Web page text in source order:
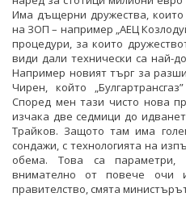
Има дъщерни дружества,
на ЗОП – например „АЕЦ
процедури, за които
види дали технически са най-
Например новият търг за
Чирен, който
Според мен тази чисто нова
изчака две седмици до
Трайков. Защото там има
сондажи, с технологията на
обема. Това са
внимателно от повече
правителство, смята